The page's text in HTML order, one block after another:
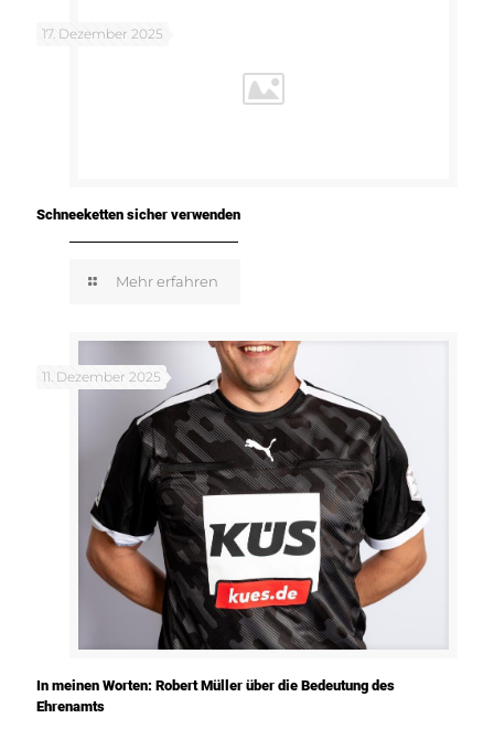
17. Dezember 2025
Schneeketten sicher verwenden
Mehr erfahren
11. Dezember 2025
In meinen Worten: Robert Müller über die Bedeutung des
Ehrenamts